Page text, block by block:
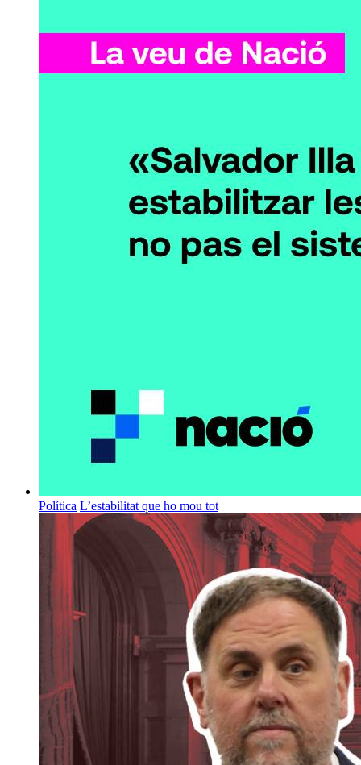
Política L’estabilitat que ho mou tot